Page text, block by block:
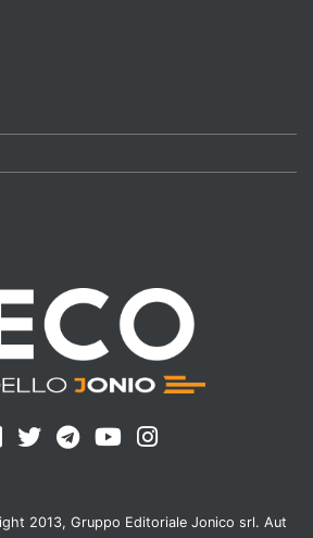
2013, Gruppo Editoriale Jonico srl. Aut